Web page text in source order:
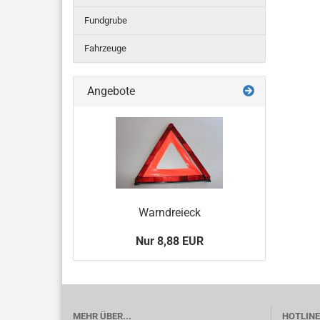
Fundgrube
Fahrzeuge
Angebote
Warndreieck
Nur 8,88 EUR
MEHR ÜBER...